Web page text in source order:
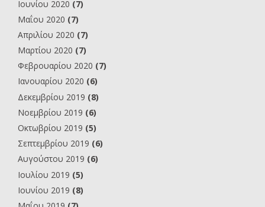
Ιουνίου 2020 (7)
Μαΐου 2020 (7)
Απριλίου 2020 (7)
Μαρτίου 2020 (7)
Φεβρουαρίου 2020 (7)
Ιανουαρίου 2020 (6)
Δεκεμβρίου 2019 (8)
Νοεμβρίου 2019 (6)
Οκτωβρίου 2019 (5)
Σεπτεμβρίου 2019 (6)
Αυγούστου 2019 (6)
Ιουλίου 2019 (5)
Ιουνίου 2019 (8)